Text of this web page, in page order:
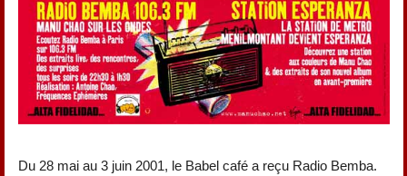
Du 28 mai au 3 juin 2001, le Babel café a reçu Radio Bemba.